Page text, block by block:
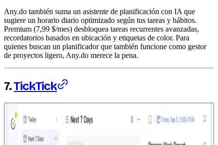
Any.do también suma un asistente de planificación con IA que
sugiere un horario diario optimizado según tus tareas y hábitos.
Premium (7,99 $/mes) desbloquea tareas recurrentes avanzadas,
recordatorios basados en ubicación y etiquetas de color. Para
quienes buscan un planificador que también funcione como gestor
de proyectos ligero, Any.do merece la pena.
7.TickTick